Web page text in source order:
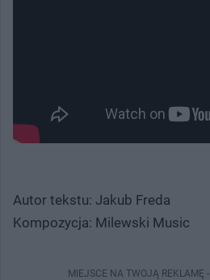
Autor tekstu: Jakub Freda
Kompozycja: Milewski Music
MIEJSCE NA TWOJĄ REKLAMĘ -